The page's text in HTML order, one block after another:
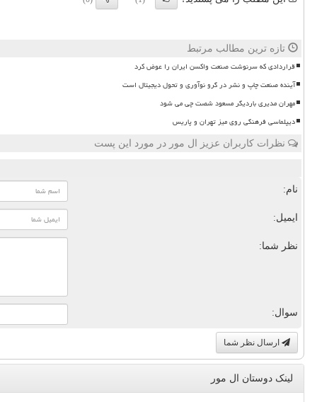
تازه ترین مطالب مرتبط
قراردادی که سرنوشت صنعت واکسن ایران را عوض کرد
آینده صنعت چاپ و نشر در گرو نوآوری و تحول دیجیتال است
مهران مدیری باردیگر مسعود شصت چی می شود
دیپلماسی فرهنگی روی میز تهران و پاریس
نظرات کاربران عزیز ال مور در مورد این پست
نام:
ایمیل:
نظر شما:
سوال:
ارسال نظر شما
لینک دوستان ال مور